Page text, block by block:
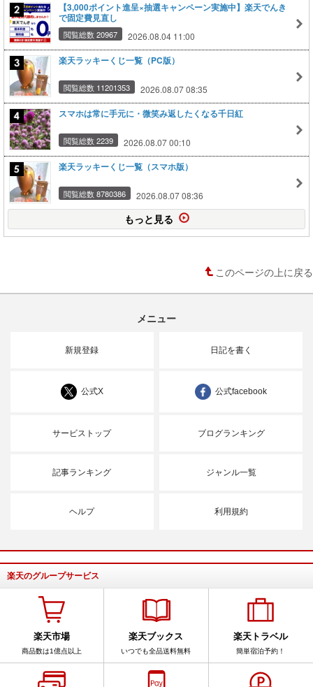
【3,000ポイント進呈×抽選キャンペーン実施中】楽天でんき
で固定費見直し
閲覧総数 20967 2026.08.04 11:00
楽天ラッキーくじ一覧（PC版）
閲覧総数 11201353 2026.08.07 08:35
スマホは常に手元に・微笑み返したくなる千日紅
閲覧総数 2239 2026.08.07 00:10
楽天ラッキーくじ一覧（スマホ版）
閲覧総数 8780386 2026.08.07 08:36
もっと見る
このページの上に戻る
メニュー
新規登録 日記を書く
公式X 公式facebook
サービストップ ブログランキング
記事ランキング ジャンル一覧
ヘルプ 利用規約
楽天のグループサービス
楽天市場
商品数は1億点以上
楽天ブックス
いつでも全品送料無料
楽天トラベル
簡単宿泊予約！